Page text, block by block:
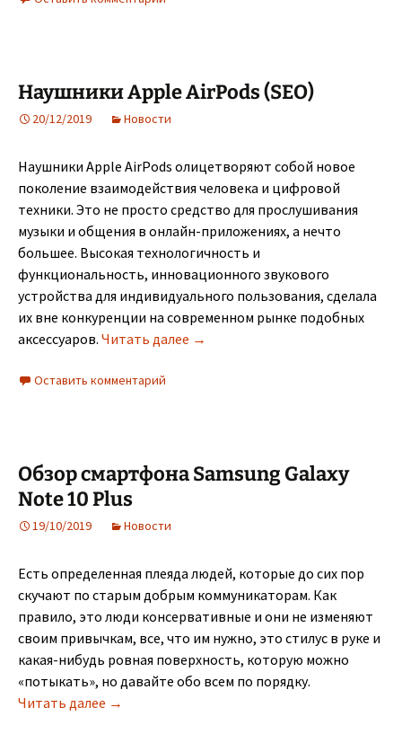
Наушники Apple AirPods (SEO)
20/12/2019 Новости
Наушники Apple AirPods олицетворяют собой новое
поколение взаимодействия человека и цифровой
техники. Это не просто средство для прослушивания
музыки и общения в онлайн-приложениях, а нечто
большее. Высокая технологичность и
функциональность, инновационного звукового
устройства для индивидуального пользования, сделала
их вне конкуренции на современном рынке подобных
аксессуаров. Читать далее Наушники Apple AirPods (SEO)
→
Оставить комментарий
Обзор смартфона Samsung Galaxy
Note 10 Plus
19/10/2019 Новости
Есть определенная плеяда людей, которые до сих пор
скучают по старым добрым коммуникаторам. Как
правило, это люди консервативные и они не изменяют
своим привычкам, все, что им нужно, это стилус в руке и
какая-нибудь ровная поверхность, которую можно
«потыкать», но давайте обо всем по порядку.
Читать далее Обзор смартфона Samsung Galaxy Note 10
→